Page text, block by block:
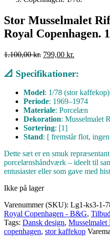
Stor Musselmalet
Royal Copenhagen.
1.100,00kr. Den
pris
1.100,00 kr..
799,00 kr.
pris
799,00 kr..
📐 Specifikationer:
Model: 1/78 (stor kaffekop)
Periode: 1969–1974
Materiale: Porcelæn
Dekoration: Musselmalet
Sortering: [1]
Stand: [ fremstår flot,
Dette sæt er en smuk
porcelænshåndværk – ideelt til
entusiaster eller som gave med
Ikke på lager
Varenummer (SKU): Lg1-ks3-1-
Royal Copenhagen - B&G, Tilbud
Tags: Dansk design, Musselmalet
copenhagen, stor kaffekop